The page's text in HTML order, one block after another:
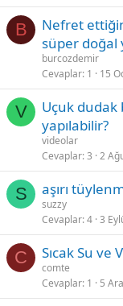
B
Nefret
süper
burcozdemir
Cevaplar 1 15
V
Uçuk dudak
yapılabilir?
videolar
Cevaplar 3 2
S aşırı
suzzy
Cevaplar 4 3
C Sıcak Su ve
comte
Cevaplar 1 5